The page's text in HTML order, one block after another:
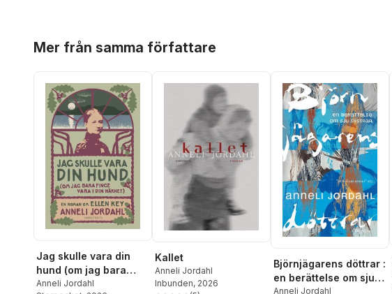
Mer från samma författare
Jag skulle vara din
hund (om jag bara
finge vara i din
Anneli Jordahl
Kallet
Anneli Jordahl
Inbunden, 2026
Björnjägarens döttrar :
en berättelse om sju
systrar
Anneli Jordahl